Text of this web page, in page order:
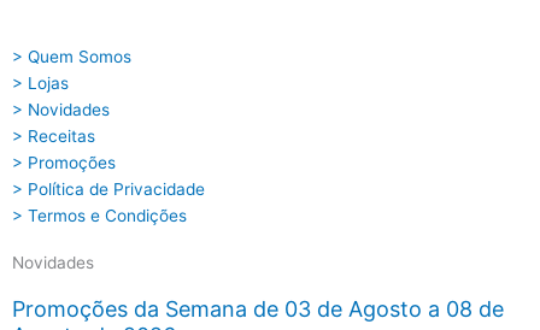
> Quem Somos
> Lojas
> Novidades
> Receitas
> Promoções
> Política de Privacidade
> Termos e Condições
Novidades
Promoções da Semana de 03 de Agosto a 08 de